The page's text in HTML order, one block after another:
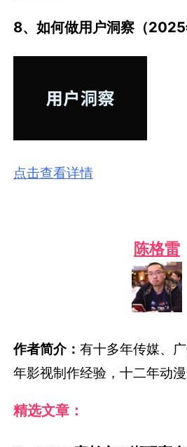
8、如何做用户洞察（2025
点击查看详情
陈格雷
作者简介：有十多年传媒、
年影视制作经验，十二年动漫
精选文章：